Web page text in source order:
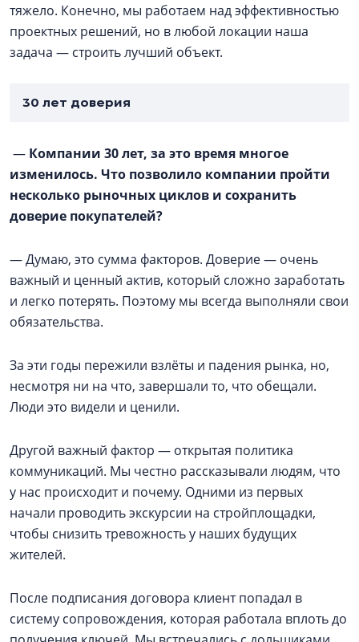
тяжело. Конечно, мы работаем над эффективностью
проектных решений, но в любой локации наша
задача — строить лучший объект.
30 лет доверия
— Компании 30 лет, за это время многое
изменилось. Что позволило компании пройти
несколько рыночных циклов и сохранить
доверие покупателей?
— Думаю, это сумма факторов. Доверие — очень
важный и ценный актив, который сложно заработать
и легко потерять. Поэтому мы всегда выполняли свои
обязательства.
За эти годы пережили взлёты и падения рынка, но,
несмотря ни на что, завершали то, что обещали.
Люди это видели и ценили.
Другой важный фактор — открытая политика
коммуникаций. Мы честно рассказывали людям, что
у нас происходит и почему. Одними из первых
начали проводить экскурсии на стройплощадки,
чтобы снизить тревожность у наших будущих
жителей.
После подписания договора клиент попадал в
систему сопровождения, которая работала вплоть до